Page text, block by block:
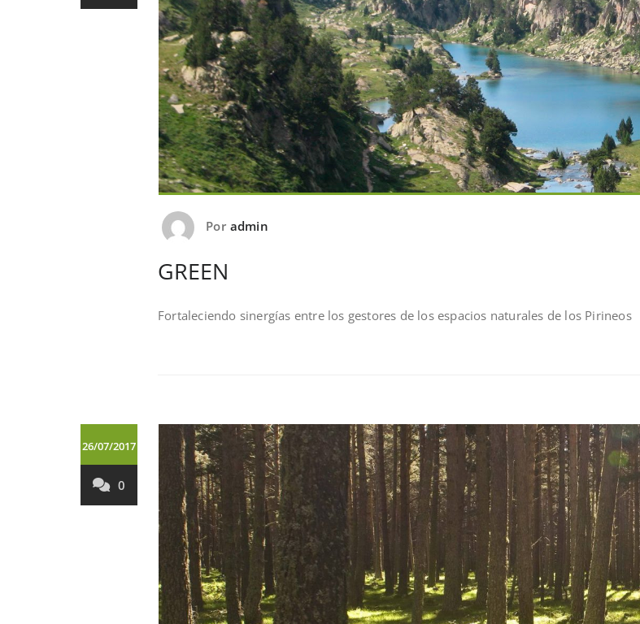
Por admin
GREEN
Fortaleciendo sinergías entre los gestores de los espacios naturales de los Pirineos
26/07/2017
0